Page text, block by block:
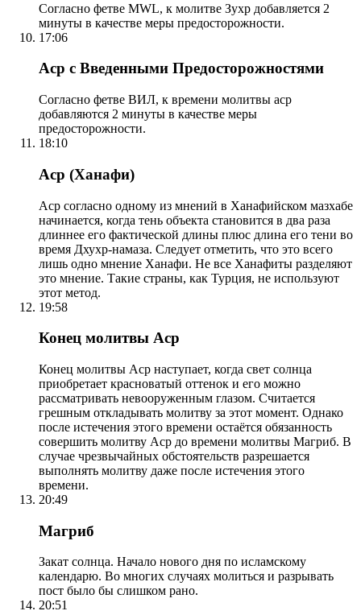
Согласно фетве MWL, к молитве Зухр добавляется 2
минуты в качестве меры предосторожности.
17:06
Аср с Введенными Предосторожностями
Согласно фетве ВИЛ, к времени молитвы аср
добавляются 2 минуты в качестве меры
предосторожности.
18:10
Аср (Ханафи)
Аср согласно одному из мнений в Ханафийском мазхабе
начинается, когда тень объекта становится в два раза
длиннее его фактической длины плюс длина его тени во
время Дхухр-намаза. Следует отметить, что это всего
лишь одно мнение Ханафи. Не все Ханафиты разделяют
это мнение. Такие страны, как Турция, не используют
этот метод.
19:58
Конец молитвы Аср
Конец молитвы Аср наступает, когда свет солнца
приобретает красноватый оттенок и его можно
рассматривать невооруженным глазом. Считается
грешным откладывать молитву за этот момент. Однако
после истечения этого времени остаётся обязанность
совершить молитву Аср до времени молитвы Магриб. В
случае чрезвычайных обстоятельств разрешается
выполнять молитву даже после истечения этого
времени.
20:49
Магриб
Закат солнца. Начало нового дня по исламскому
календарю. Во многих случаях молиться и разрывать
пост было бы слишком рано.
20:51